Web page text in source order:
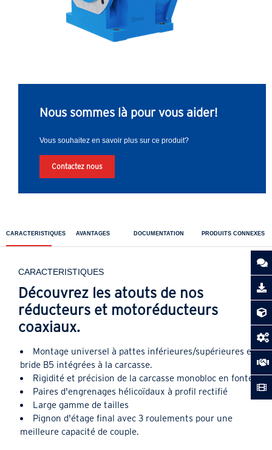
Nous sommes là pour vous aider!
Vous souhaitez en savoir plus sur ce produit?
Contactez nous
CARACTERISTIQUES AVANTAGES DOCUMENTATION PRODUITS CONNEXES
CARACTERISTIQUES
Découvrez les atouts de nos
réducteurs et motoréducteurs
coaxiaux.
Montage universel à pattes inférieures/supérieures et
bride B5 intégrées à la carcasse.
Rigidité et précision de la carcasse monobloc en fonte
Paires d'engrenages hélicoïdaux à profil rectifié
Large gamme de tailles
Pignon d'étage final avec 3 roulements pour une
meilleure capacité de couple.